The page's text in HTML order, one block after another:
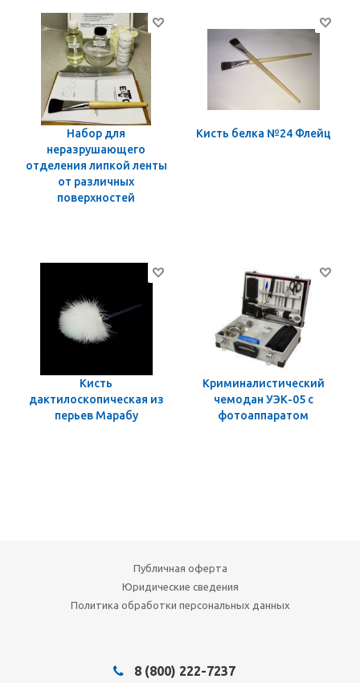
Набор для
неразрушающего
отделения липкой ленты
от различных
поверхностей
Кисть белка №24 Флейц
Кисть
дактилоскопическая из
перьев Марабу
Криминалистический
чемодан УЭК-05 с
фотоаппаратом
Публичная оферта
Юридические сведения
Политика обработки персональных данных
8 (800) 222-7237